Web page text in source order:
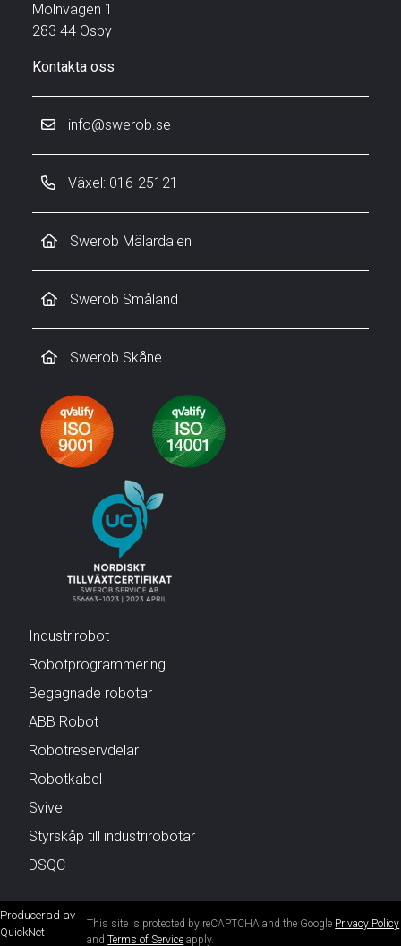
Molnvägen 1
283 44 Osby
Kontakta oss
info@swerob.se
Växel: 016-25121
Swerob Mälardalen
Swerob Småland
Swerob Skåne
Industrirobot
Robotprogrammering
Begagnade robotar
ABB Robot
Robotreservdelar
Robotkabel
Svivel
Styrskåp till industrirobotar
DSQC
Producerad av
QuickNet
This site is protected by reCAPTCHA and the Google Privacy Policy
andTerms of Service apply.